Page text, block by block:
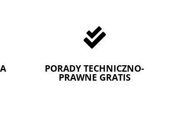

PORADY TECHNICZNO-
PRAWNE GRATIS